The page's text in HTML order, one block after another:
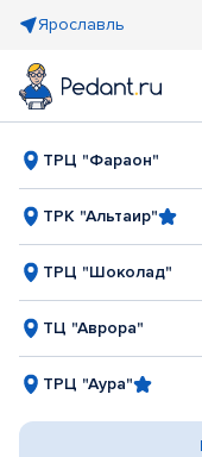
Ярославль
ТРЦ "Фараон"
ТРК "Альтаир"
ТРЦ "Шоколад"
ТЦ "Аврора"
ТРЦ "Аура"